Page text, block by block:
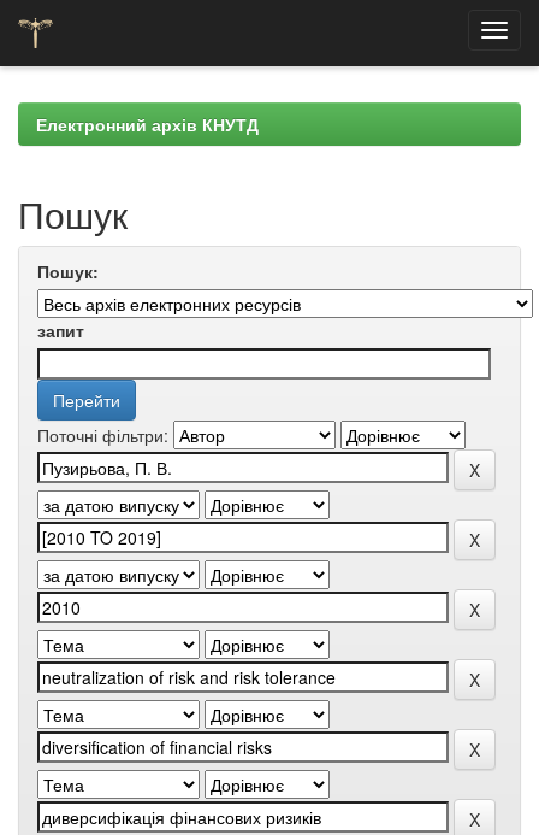
navigationЕлектронний архів КНУТД
Пошук
Пошук:
запит
Поточні фільтри: